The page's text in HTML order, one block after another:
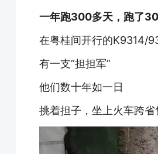
一年跑300多天，跑了
在粤桂间开行的K9314/
有一支“担担军”
他们数十年如一日
挑着担子，坐上火车跨省